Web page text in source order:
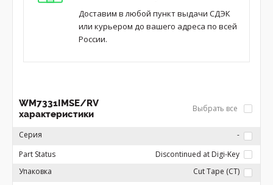
Доставим в любой пункт выдачи СДЭК
или курьером до вашего адреса по всей
России.
WM7331IMSE/RV
характеристики
Выбрать все
Серия
-
Part Status
Discontinued at Digi-Key
Упаковка
Cut Tape (CT)